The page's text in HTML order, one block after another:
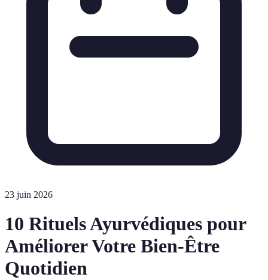
23 juin 2026
10 Rituels Ayurvédiques pour
Améliorer Votre Bien-Être
Quotidien